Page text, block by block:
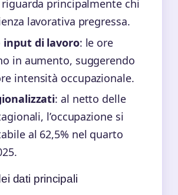
principalmente chi
lavorativa pregressa.
input di lavoro: le ore
in aumento, suggerendo
intensità occupazionale.
: al netto delle
l’occupazione si
al 62,5% nel quarto
dati principali